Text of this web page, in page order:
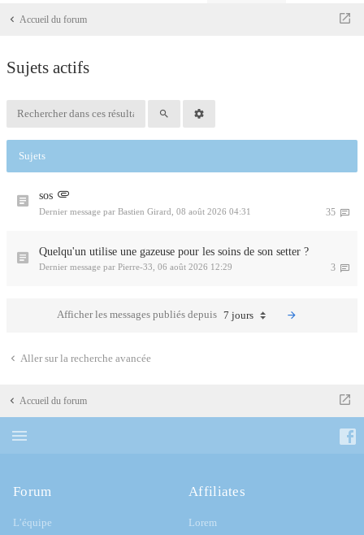
Accueil du forum
Sujets actifs
Sujets
sos
35
Dernier message par Bastien Girard 08 août 2026 04:31
Quelqu'un utilise une gazeuse pour les soins de son setter ?
3
Dernier message par Pierre-33 06 août 2026 12:29
Afficher les messages publiés depuis 7 jours
Aller sur la recherche avancée
Accueil du forum
Forum
L’équipe
Affiliates
Lorem